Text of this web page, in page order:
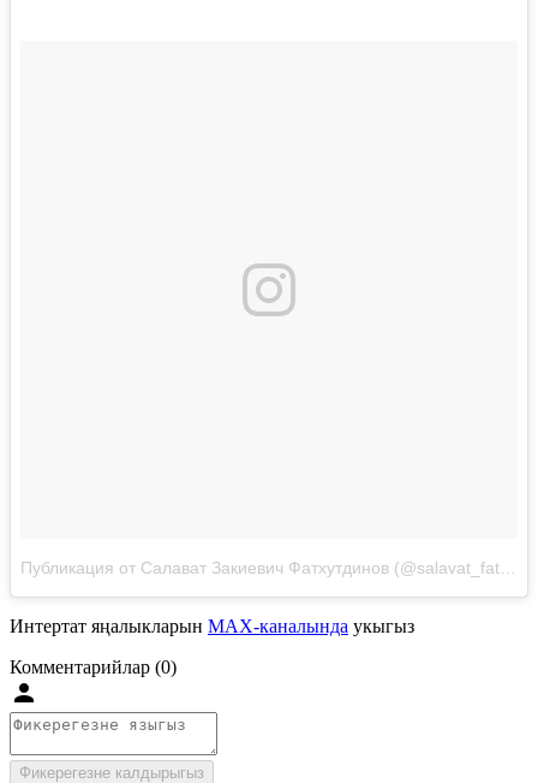
Интертат яңалыкларын MAX-каналында укыгыз
Комментарийлар (0)
Фикерегезне калдырыгыз